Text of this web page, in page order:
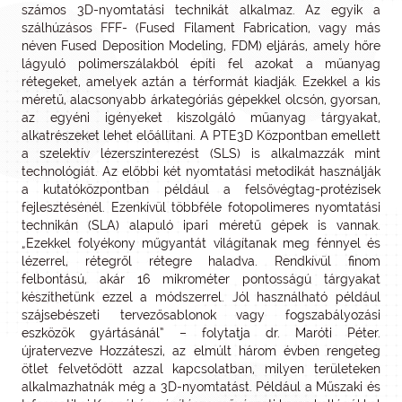
számos 3D-nyomtatási technikát alkalmaz. Az egyik a
szálhúzásos FFF- (Fused Filament Fabrication, vagy más
néven Fused Deposition Modeling, FDM) eljárás, amely hőre
lágyuló polimerszálakból építi fel azokat a műanyag
rétegeket, amelyek aztán a térformát kiadják. Ezekkel a kis
méretű, alacsonyabb árkategóriás gépekkel olcsón, gyorsan,
az egyéni igényeket kiszolgáló műanyag tárgyakat,
alkatrészeket lehet előállítani. A PTE3D Központban emellett
a szelektív lézerszinterezést (SLS) is alkalmazzák mint
technológiát. Az előbbi két nyomtatási metodikát használják
a kutatóközpontban például a felsővégtag-protézisek
fejlesztésénél. Ezenkívül többféle fotopolimeres nyomtatási
technikán (SLA) alapuló ipari méretű gépek is vannak.
„Ezekkel folyékony műgyantát világítanak meg fénnyel és
lézerrel, rétegről rétegre haladva. Rendkívül finom
felbontású, akár 16 mikrométer pontosságú tárgyakat
készíthetünk ezzel a módszerrel. Jól használható például
szájsebészeti tervezősablonok vagy fogszabályozási
eszközök gyártásánál” – folytatja dr. Maróti Péter.
újratervezve Hozzáteszi, az elmúlt három évben rengeteg
ötlet felvetődött azzal kapcsolatban, milyen területeken
alkalmazhatnák még a 3D-nyomtatást. Például a Műszaki és